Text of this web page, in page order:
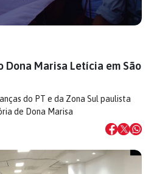
Dona Marisa Letícia em São
do PT e da Zona Sul paulista
de Dona Marisa